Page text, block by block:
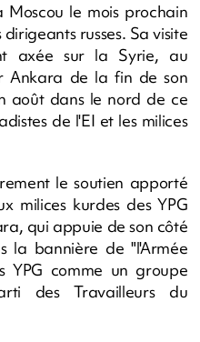
le mois prochain
russes. Sa visite
axée sur la Syrie, au
Ankara de la fin de son
août dans le nord de ce
de l'EI et les milices
le soutien apporté
milices kurdes des YPG
qui appuie de son côté
la bannière de "l'Armée
YPG comme un groupe
des Travailleurs du